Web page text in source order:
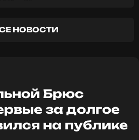
в курсе событий
НОВОСТИ
Брюс
за долгое
на публике